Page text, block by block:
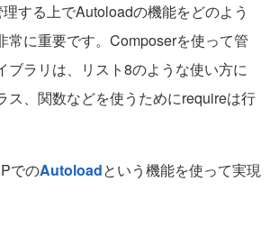
する上でAutoloadの機能をどのよう
常に重要です。Composerを使って管
ブラリは、リスト8のような使い方に
ス、関数などを使うためにrequireは行
でのAutoloadという機能を使って実現